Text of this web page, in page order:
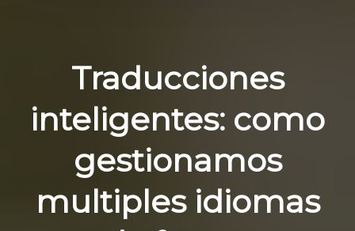
Traducciones
inteligentes: como
gestionamos
multiples idiomas